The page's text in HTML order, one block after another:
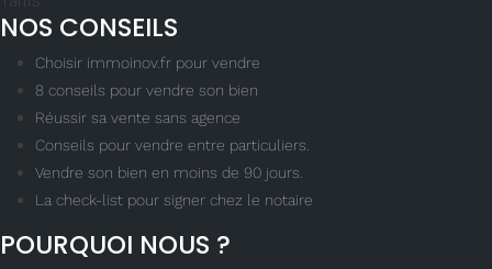
NOS CONSEILS
Choisir immoinov.fr pour vendre
8 conseils pour vendre son bien
Réussir sa vente sans agence
Conseils pour vendre entre particuliers.
Vendre son bien en moins de 90 jours.
La check-list pour signer chez le notaire
POURQUOI NOUS ?